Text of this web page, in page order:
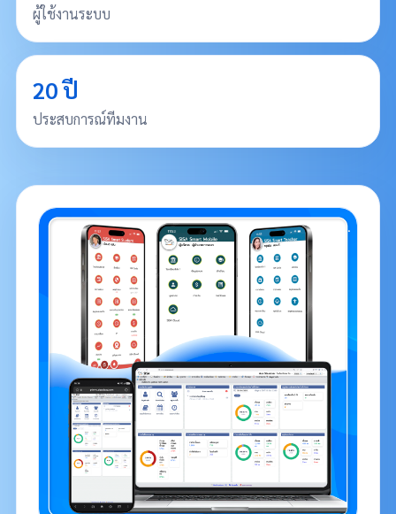
ผู้ใช้งานระบบ
20 ปี
ประสบการณ์ทีมงาน